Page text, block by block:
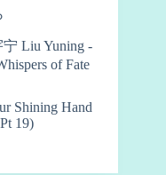
宁 Liu Yuning -
of Fate
Shining Hand
19)